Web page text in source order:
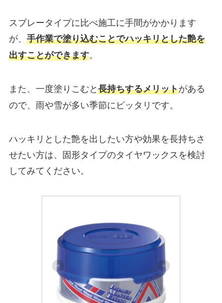
スプレータイプに比べ施工に手間がかかります
が、 手作業で塗り込むことでハッキリとした艶を
出すことができます。
また、一度塗りこむと長持ちするメリットがある
ので、雨や雪が多い季節にピッタリです。
ハッキリとした艶を出したい方や効果を長持ちさ
せたい方は、固形タイプのタイヤワックスを検討
してみてください。